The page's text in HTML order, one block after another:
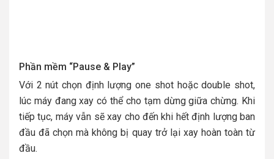
Phần mềm “Pause & Play”
Với 2 nút chọn định lượng one shot hoặc double shot,
lúc máy đang xay có thể cho tạm dừng giữa chừng. Khi
tiếp tục, máy vẫn sẽ xay cho đến khi hết định lượng ban
đầu đã chọn mà không bị quay trở lại xay hoàn toàn từ
đầu.